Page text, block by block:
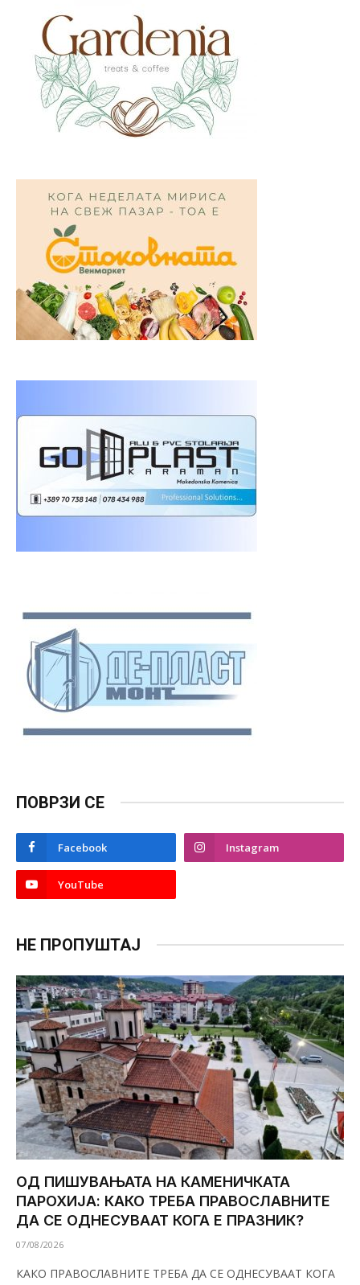
ПОВРЗИ СЕ
Facebook Instagram
YouTube
НЕ ПРОПУШТАЈ
ОД ПИШУВАЊАТА НА КАМЕНИЧКАТА
ПАРОХИЈА: КАКО ТРЕБА ПРАВОСЛАВНИТЕ
ДА СЕ ОДНЕСУВААТ КОГА Е ПРАЗНИК?
07/08/2026
КАКО ПРАВОСЛАВНИТЕ ТРЕБА ДА СЕ ОДНЕСУВААТ КОГА